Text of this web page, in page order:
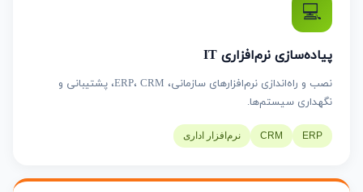
💻
پیاده‌سازی نرم‌افزاری IT
نصب و راه‌اندازی نرم‌افزارهای سازمانی، ERP، CRM، پشتیبانی و
نگهداری سیستم‌ها.
ERP
CRM نرم‌افزار اداری